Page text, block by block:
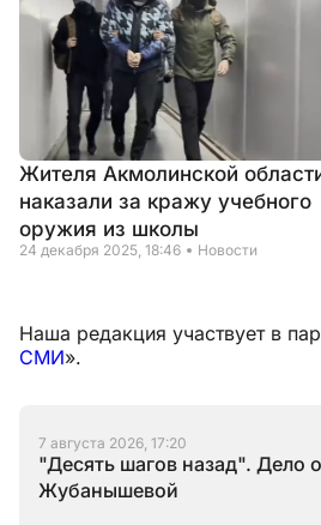
Жителя Акмолинской
наказали за кражу учебного
оружия из школы
24 декабря 2025, 18:46 Новости
Наша редакция участвует в
СМИ».
7 августа 2026, 17:20
"Десять шагов назад". Дело
Жубанышевой